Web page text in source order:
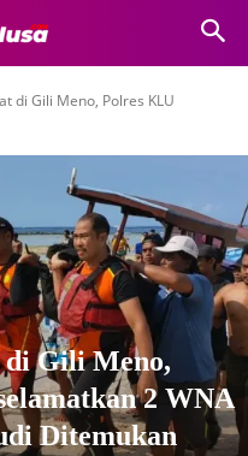
di Gili Meno, Polres KLU
di Gili Meno,
2 WNA
Ditemukan